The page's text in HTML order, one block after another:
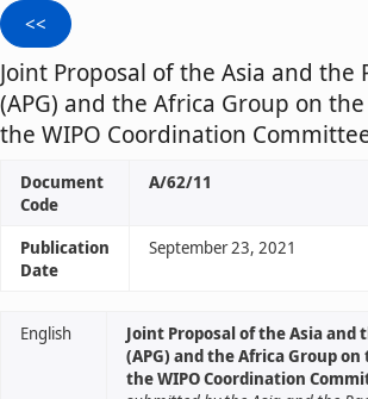
Joint Proposal of the Asia and the
(APG) and the Africa Group on
the WIPO Coordination
Document
Code
A/62/11
Publication
Date
September 23, 2021
English
Joint Proposal of the Asia and
(APG) and the Africa Group
the WIPO Coordination